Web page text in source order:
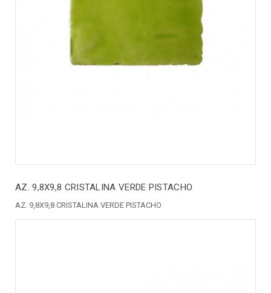
AZ. 9,8X9,8 CRISTALINA VERDE PISTACHO
AZ. 9,8X9,8 CRISTALINA VERDE PISTACHO